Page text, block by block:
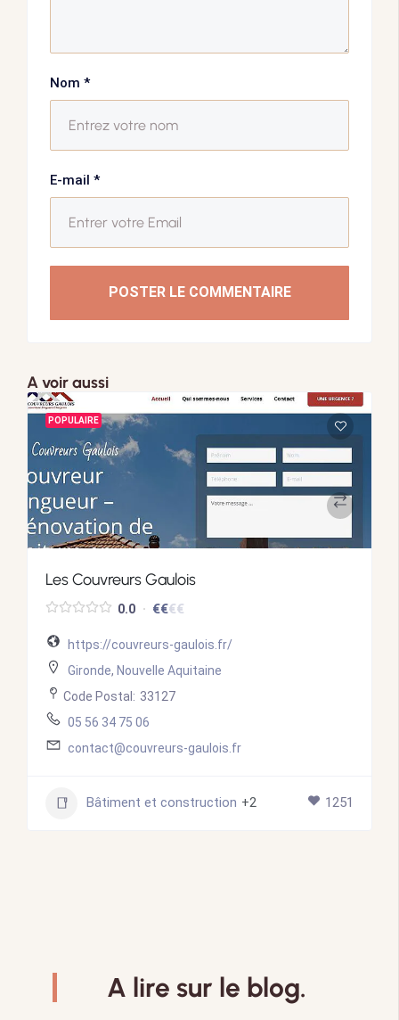
Nom *
E-mail *
POSTER LE COMMENTAIRE
A voir aussi
POPULAIRE
Les Couvreurs Gaulois
0.0 €€€€
https://couvreurs-gaulois.fr/
Gironde, Nouvelle Aquitaine
Code Postal: 33127
05 56 34 75 06
contact@couvreurs-gaulois.fr
Bâtiment et construction +2 1251
A lire sur le blog.